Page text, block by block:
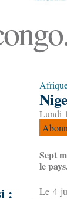
:
Lundi
Sept
le
Le 4